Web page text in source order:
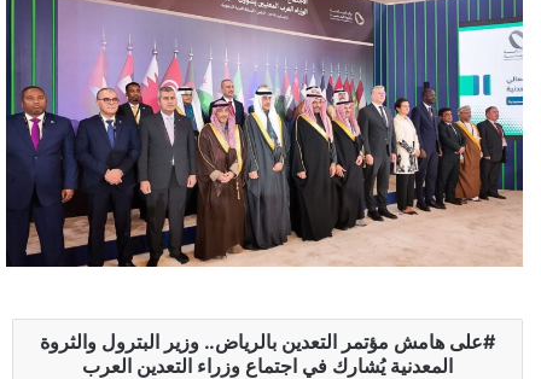
على هامش مؤتمر التعدين بالرياض.. وزير البترول والثروة
المعدنية يُشارك في اجتماع وزراء التعدين العرب